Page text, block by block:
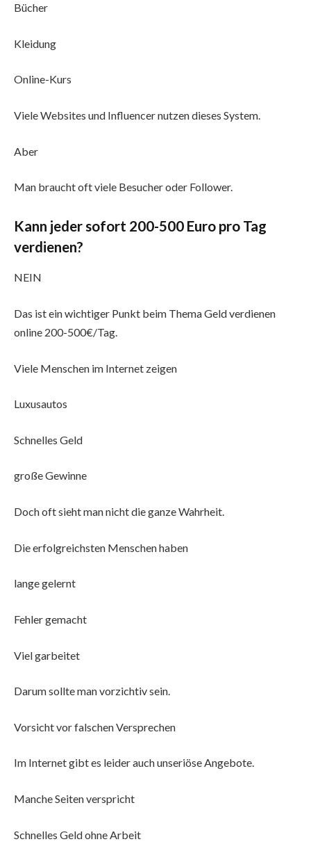
Bücher
Kleidung
Online-Kurs
Viele Websites und Influencer nutzen dieses System.
Aber
Man braucht oft viele Besucher oder Follower.
Kann jeder sofort 200-500 Euro pro Tag
verdienen?
NEIN
Das ist ein wichtiger Punkt beim Thema Geld verdienen
online 200-500€/Tag.
Viele Menschen im Internet zeigen
Luxusautos
Schnelles Geld
große Gewinne
Doch oft sieht man nicht die ganze Wahrheit.
Die erfolgreichsten Menschen haben
lange gelernt
Fehler gemacht
Viel garbeitet
Darum sollte man vorzichtiv sein.
Vorsicht vor falschen Versprechen
Im Internet gibt es leider auch unseriöse Angebote.
Manche Seiten verspricht
Schnelles Geld ohne Arbeit